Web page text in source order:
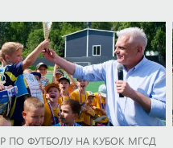
ПО ФУТБОЛУ НА КУБОК МГСД